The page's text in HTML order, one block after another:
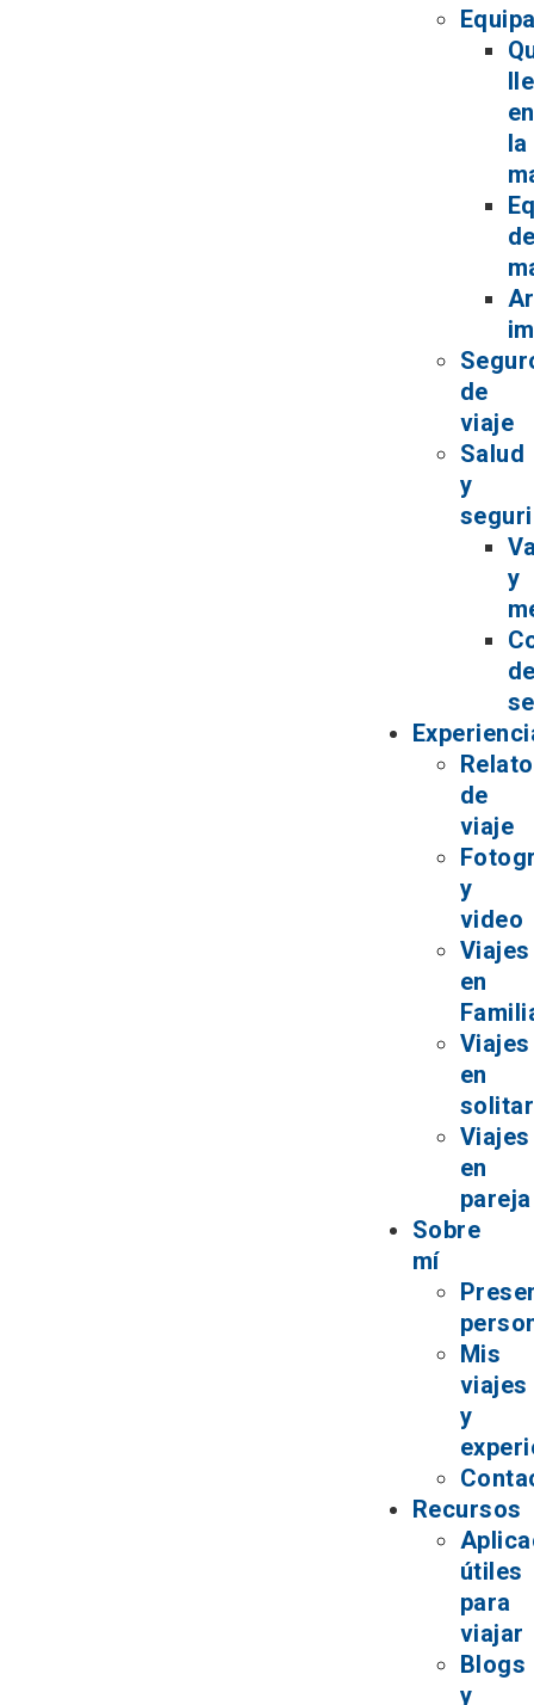
en
la
de
viaje
Salud
y
y
de
viaje
y
video
Viajes
en
Viajes
en
Viajes
en
pareja
Sobre
mí
Mis
viajes
y
Recursos
útiles
para
viajar
Blogs
y